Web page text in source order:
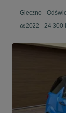
Gieczno -
2022 - 24 300